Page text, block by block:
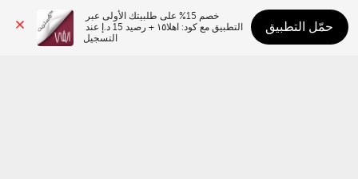
التسجيل
حمّل التطبيق